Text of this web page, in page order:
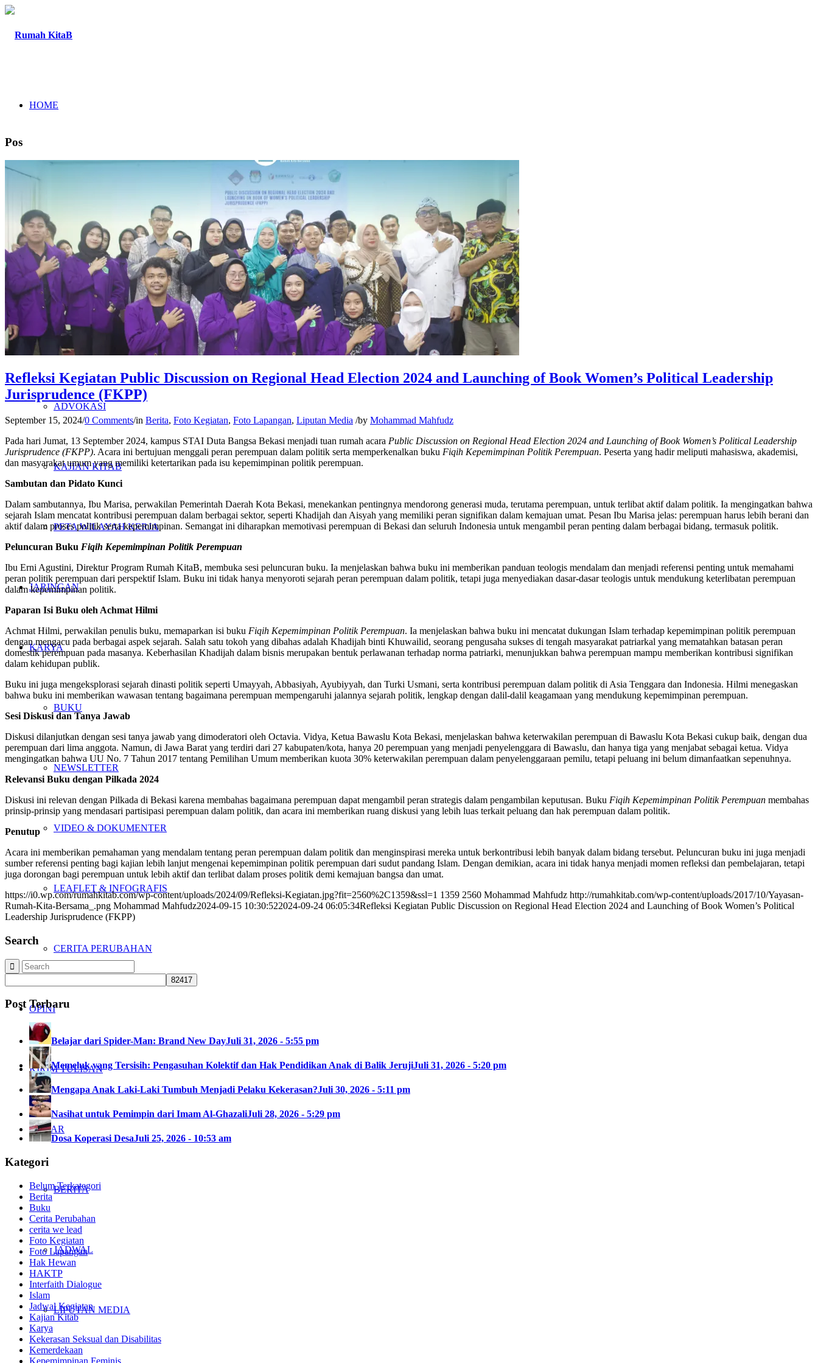
HOME
TENTANG
PROGRAM
PENELITIAN
PENDIDIKAN KRITIS
ADVOKASI
KAJIAN KITAB
PETA WILAYAH KERJA
JARINGAN
KARYA
BUKU
NEWSLETTER
VIDEO & DOKUMENTER
LEAFLET & INFOGRAFIS
CERITA PERUBAHAN
OPINI
KIRIM TULISAN
KABAR
BERITA
JADWAL
LIPUTAN MEDIA
Pos
Refleksi Kegiatan Public Discussion on Regional Head Election 2024 and Launching of Book Women’s Political Leadership
Jurisprudence (FKPP)
September 15, 2024/0 Comments/in Berita, Foto Kegiatan, Foto Lapangan, Liputan Media /by Mohammad Mahfudz
Pada hari Jumat, 13 September 2024, kampus STAI Duta Bangsa Bekasi menjadi tuan rumah acara Public Discussion on Regional Head Election 2024 and Launching of Book Women’s Political Leadership
Jurisprudence (FKPP). Acara ini bertujuan menggali peran perempuan dalam politik serta memperkenalkan buku Fiqih Kepemimpinan Politik Perempuan. Peserta yang hadir meliputi mahasiswa, akademisi,
dan masyarakat umum yang memiliki ketertarikan pada isu kepemimpinan politik perempuan.
Sambutan dan Pidato Kunci
Dalam sambutannya, Ibu Marisa, perwakilan Pemerintah Daerah Kota Bekasi, menekankan pentingnya mendorong generasi muda, terutama perempuan, untuk terlibat aktif dalam politik. Ia mengingatkan bahwa
sejarah Islam mencatat kontribusi perempuan dalam berbagai sektor, seperti Khadijah dan Aisyah yang memiliki peran signifikan dalam kemajuan umat. Pesan Ibu Marisa jelas: perempuan harus lebih berani dan
aktif dalam proses politik serta kepemimpinan. Semangat ini diharapkan memotivasi perempuan di Bekasi dan seluruh Indonesia untuk mengambil peran penting dalam berbagai bidang, termasuk politik.
Peluncuran Buku Fiqih Kepemimpinan Politik Perempuan
Ibu Erni Agustini, Direktur Program Rumah KitaB, membuka sesi peluncuran buku. Ia menjelaskan bahwa buku ini memberikan panduan teologis mendalam dan menjadi referensi penting untuk memahami
peran politik perempuan dari perspektif Islam. Buku ini tidak hanya menyoroti sejarah peran perempuan dalam politik, tetapi juga menyediakan dasar-dasar teologis untuk mendukung keterlibatan perempuan
dalam kepemimpinan politik.
Paparan Isi Buku oleh Achmat Hilmi
Achmat Hilmi, perwakilan penulis buku, memaparkan isi buku Fiqih Kepemimpinan Politik Perempuan. Ia menjelaskan bahwa buku ini mencatat dukungan Islam terhadap kepemimpinan politik perempuan
dengan mengacu pada berbagai aspek sejarah. Salah satu tokoh yang dibahas adalah Khadijah binti Khuwailid, seorang pengusaha sukses di tengah masyarakat patriarkal yang mematahkan batasan peran
domestik perempuan pada masanya. Keberhasilan Khadijah dalam bisnis merupakan bentuk perlawanan terhadap norma patriarki, menunjukkan bahwa perempuan mampu memberikan kontribusi signifikan
dalam kehidupan publik.
Buku ini juga mengeksplorasi sejarah dinasti politik seperti Umayyah, Abbasiyah, Ayubiyyah, dan Turki Usmani, serta kontribusi perempuan dalam politik di Asia Tenggara dan Indonesia. Hilmi menegaskan
bahwa buku ini memberikan wawasan tentang bagaimana perempuan mempengaruhi jalannya sejarah politik, lengkap dengan dalil-dalil keagamaan yang mendukung kepemimpinan perempuan.
Sesi Diskusi dan Tanya Jawab
Diskusi dilanjutkan dengan sesi tanya jawab yang dimoderatori oleh Octavia. Vidya, Ketua Bawaslu Kota Bekasi, menjelaskan bahwa keterwakilan perempuan di Bawaslu Kota Bekasi cukup baik, dengan dua
perempuan dari lima anggota. Namun, di Jawa Barat yang terdiri dari 27 kabupaten/kota, hanya 20 perempuan yang menjadi penyelenggara di Bawaslu, dan hanya tiga yang menjabat sebagai ketua. Vidya
mengingatkan bahwa UU No. 7 Tahun 2017 tentang Pemilihan Umum memberikan kuota 30% keterwakilan perempuan dalam penyelenggaraan pemilu, tetapi peluang ini belum dimanfaatkan sepenuhnya.
Relevansi Buku dengan Pilkada 2024
Diskusi ini relevan dengan Pilkada di Bekasi karena membahas bagaimana perempuan dapat mengambil peran strategis dalam pengambilan keputusan. Buku Fiqih Kepemimpinan Politik Perempuan membahas
prinsip-prinsip yang mendasari partisipasi perempuan dalam politik, dan acara ini memberikan ruang diskusi yang lebih luas terkait peluang dan hak perempuan dalam politik.
Penutup
Acara ini memberikan pemahaman yang mendalam tentang peran perempuan dalam politik dan menginspirasi mereka untuk berkontribusi lebih banyak dalam bidang tersebut. Peluncuran buku ini juga menjadi
sumber referensi penting bagi kajian lebih lanjut mengenai kepemimpinan politik perempuan dari sudut pandang Islam. Dengan demikian, acara ini tidak hanya menjadi momen refleksi dan pembelajaran, tetapi
juga dorongan bagi perempuan untuk lebih aktif dan terlibat dalam proses politik demi kemajuan bangsa dan umat.
https://i0.wp.com/rumahkitab.com/wp-content/uploads/2024/09/Refleksi-Kegiatan.jpg?fit=2560%2C1359&ssl=1 1359 2560 Mohammad Mahfudz http://rumahkitab.com/wp-content/uploads/2017/10/Yayasan-
Rumah-Kita-Bersama_.png Mohammad Mahfudz2024-09-15 10:30:522024-09-24 06:05:34Refleksi Kegiatan Public Discussion on Regional Head Election 2024 and Launching of Book Women’s Political
Leadership Jurisprudence (FKPP)
Search
Post Terbaru
Belajar dari Spider-Man: Brand New DayJuli 31, 2026 - 5:55 pm
Memeluk yang Tersisih: Pengasuhan Kolektif dan Hak Pendidikan Anak di Balik JerujiJuli 31, 2026 - 5:20 pm
Mengapa Anak Laki-Laki Tumbuh Menjadi Pelaku Kekerasan?Juli 30, 2026 - 5:11 pm
Nasihat untuk Pemimpin dari Imam Al-GhazaliJuli 28, 2026 - 5:29 pm
Dosa Koperasi DesaJuli 25, 2026 - 10:53 am
Kategori
Belum Terkategori
Berita
Buku
Cerita Perubahan
cerita we lead
Foto Kegiatan
Foto Lapangan
Hak Hewan
HAKTP
Interfaith Dialogue
Islam
Jadwal Kegiatan
Kajian Kitab
Karya
Kekerasan Seksual dan Disabilitas
Kemerdekaan
Kepemimpinan Feminis